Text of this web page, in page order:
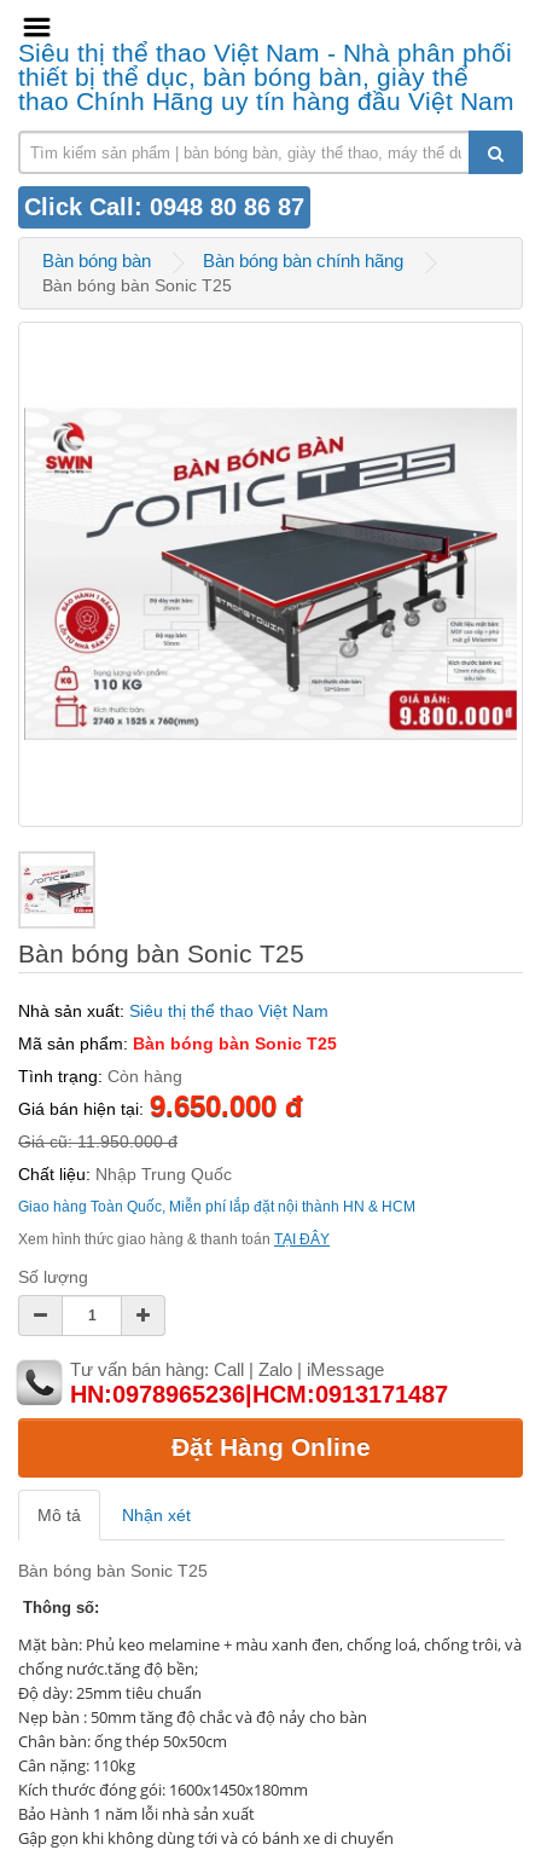
Siêu thị thể thao Việt Nam - Nhà phân phối
thiết bị thể dục, bàn bóng bàn, giày thể
thao Chính Hãng uy tín hàng đầu Việt Nam
Click Call: 0948 80 86 87
Bàn bóng bàn Bàn bóng bàn chính hãng
Bàn bóng bàn Sonic T25
Bàn bóng bàn Sonic T25
Nhà sản xuất: Siêu thị thể thao Việt Nam
Mã sản phẩm: Bàn bóng bàn Sonic T25
Tình trạng: Còn hàng
Giá bán hiện tại: 9.650.000 đ
Giá cũ: 11.950.000 đ
Chất liệu: Nhập Trung Quốc
Giao hàng Toàn Quốc, Miễn phí lắp đặt nội thành HN & HCM
Xem hình thức giao hàng & thanh toán TẠI ĐÂY
Số lượng
Tư vấn bán hàng: Call | Zalo | iMessage
HN:0978965236|HCM:0913171487
Đặt Hàng Online
Mô tả Nhận xét
Bàn bóng bàn Sonic T25
Thông số:
Mặt bàn: Phủ keo melamine + màu xanh đen, chống loá, chống trôi, và
chống nước.tăng độ bền;
Độ dày: 25mm tiêu chuẩn
Nẹp bàn : 50mm tăng độ chắc và độ nảy cho bàn
Chân bàn: ống thép 50x50cm
Cân nặng: 110kg
Kích thước đóng gói: 1600x1450x180mm
Bảo Hành 1 năm lỗi nhà sản xuất
Gập gọn khi không dùng tới và có bánh xe di chuyển